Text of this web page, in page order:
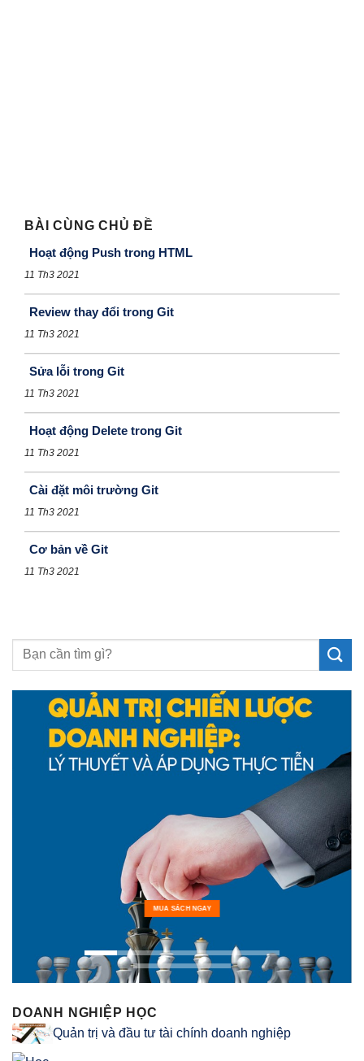
BÀI CÙNG CHỦ ĐỀ
Hoạt động Push trong HTML
11 Th3 2021
Review thay đổi trong Git
11 Th3 2021
Sửa lỗi trong Git
11 Th3 2021
Hoạt động Delete trong Git
11 Th3 2021
Cài đặt môi trường Git
11 Th3 2021
Cơ bản về Git
11 Th3 2021
MUA SÁCH NGAY
DOANH NGHIỆP HỌC
Quản trị và đầu tư tài chính doanh nghiệp